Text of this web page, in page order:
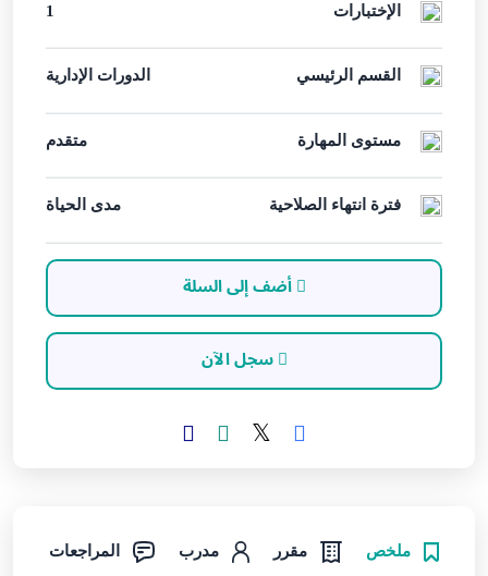
ملخص مقرر مدرب المراجعات
الإختبارات 1
القسم الرئيسي الدورات الإدارية
مستوى المهارة متقدم
فترة انتهاء الصلاحية مدى الحياة
أضف إلى السلة
سجل الآن